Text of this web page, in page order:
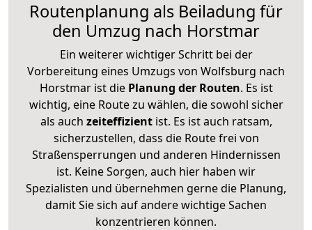
Routenplanung als Beiladung für
den Umzug nach Horstmar
Ein weiterer wichtiger Schritt bei der
Vorbereitung eines Umzugs von Wolfsburg nach
Horstmar ist diePlanung der Routen. Es ist
wichtig, eine Route zu wählen, die sowohl sicher
als auch zeiteffizientist. Es ist auch ratsam,
sicherzustellen, dass die Route frei von
Straßensperrungen und anderen Hindernissen
ist. Keine Sorgen, auch hier haben wir
Spezialisten und übernehmen gerne die Planung,
damit Sie sich auf andere wichtige Sachen
konzentrieren können.